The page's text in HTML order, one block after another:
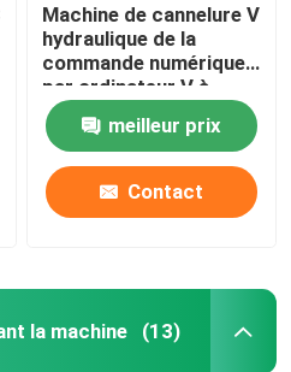
Machine de cannelure V
hydraulique de la
commande numérique
par ordinateur V à
grande vitesse
cannelant la machine
pour la tôle 1225
meilleur prix
Contact
la machine (13)